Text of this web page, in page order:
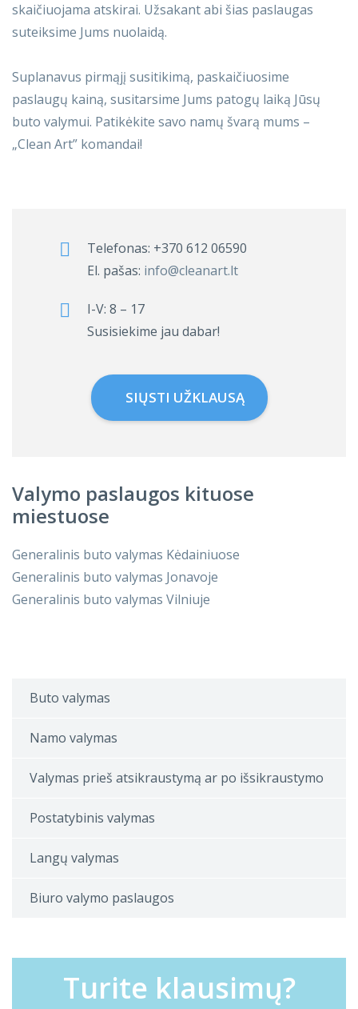
skaičiuojama atskirai. Užsakant abi šias paslaugas
suteiksime Jums nuolaidą.
Suplanavus pirmąjį susitikimą, paskaičiuosime
paslaugų kainą, susitarsime Jums patogų laiką Jūsų
buto valymui. Patikėkite savo namų švarą mums –
„Clean Art” komandai!
Telefonas: +370 612 06590
El. pašas: info@cleanart.lt
I-V: 8 – 17
Susisiekime jau dabar!
SIŲSTI UŽKLAUSĄ
Valymo paslaugos kituose
miestuose
Generalinis buto valymas Kėdainiuose
Generalinis buto valymas Jonavoje
Generalinis buto valymas Vilniuje
Buto valymas
Namo valymas
Valymas prieš atsikraustymą ar po išsikraustymo
Postatybinis valymas
Langų valymas
Biuro valymo paslaugos
Turite klausimų?